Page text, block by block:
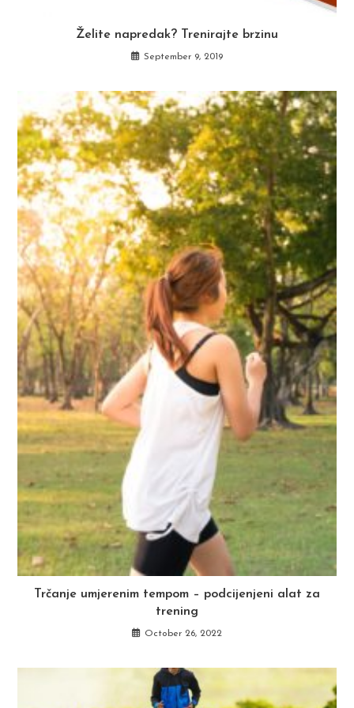
Želite napredak? Trenirajte brzinu
September 9, 2019
Trčanje umjerenim tempom – podcijenjeni alat za
trening
October 26, 2022